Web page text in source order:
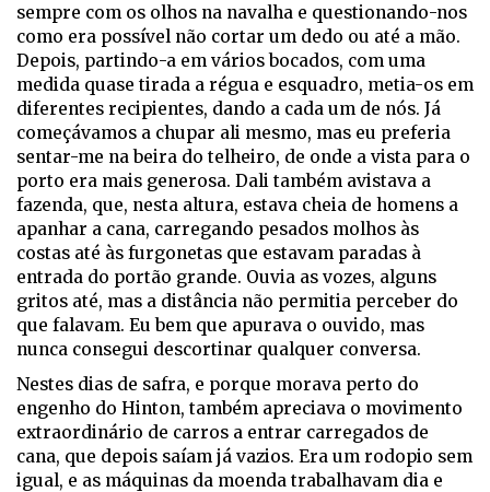
sempre com os olhos na navalha e questionando-nos
como era possível não cortar um dedo ou até a mão.
Depois, partindo-a em vários bocados, com uma
medida quase tirada a régua e esquadro, metia-os em
diferentes recipientes, dando a cada um de nós. Já
começávamos a chupar ali mesmo, mas eu preferia
sentar-me na beira do telheiro, de onde a vista para o
porto era mais generosa. Dali também avistava a
fazenda, que, nesta altura, estava cheia de homens a
apanhar a cana, carregando pesados molhos às
costas até às furgonetas que estavam paradas à
entrada do portão grande. Ouvia as vozes, alguns
gritos até, mas a distância não permitia perceber do
que falavam. Eu bem que apurava o ouvido, mas
nunca consegui descortinar qualquer conversa.
Nestes dias de safra, e porque morava perto do
engenho do Hinton, também apreciava o movimento
extraordinário de carros a entrar carregados de
cana, que depois saíam já vazios. Era um rodopio sem
igual, e as máquinas da moenda trabalhavam dia e